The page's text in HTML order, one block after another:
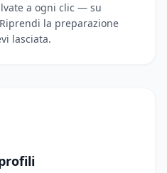
a ogni clic — su
la preparazione
lasciata.